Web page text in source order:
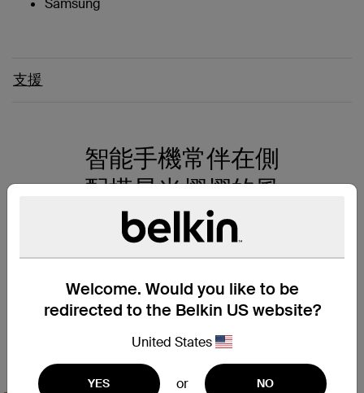
Welcome. Would you like to be
redirected to the Belkin US website?
United States
YES or NO
Samsung
支援
智能手機常伴在側
配搭星光熠熠的風
格
手機在手，安全無憂，
Belkin迪士尼系列多功
能手機掛繩經典設計融
合實用功能，讓您更方
便使用智能手機。